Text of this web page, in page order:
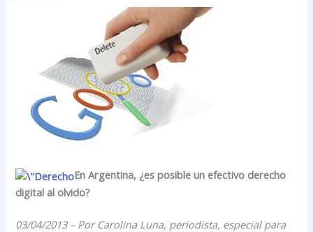
En Argentina, ¿es posible un efectivo derecho
digital al olvido?
03/04/2013 – Por Carolina Luna, periodista, especial para